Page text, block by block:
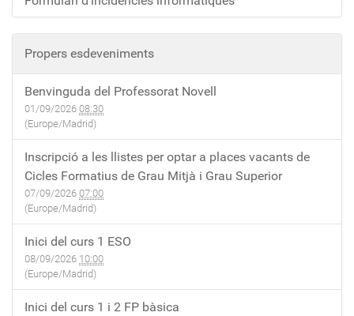
Propers esdeveniments
Benvinguda del Professorat Novell
01/09/2026 08:30
(Europe/Madrid)
Inscripció a les llistes per optar a places vacants de
Cicles Formatius de Grau Mitjà i Grau Superior
07/09/2026 07:00
(Europe/Madrid)
Inici del curs 1 ESO
08/09/2026 10:00
(Europe/Madrid)
Inici del curs 1 i 2 FP bàsica